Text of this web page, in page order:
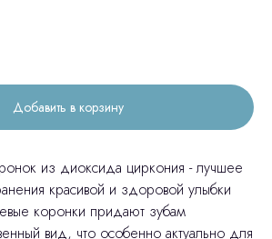
Добавить в корзину
из диоксида циркония - лучшее
красивой и здоровой улыбки
коронки придают зубам
вид, что особенно актуально для